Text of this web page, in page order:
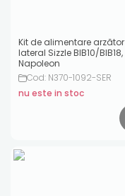
Kit de alimentare arzător
lateral Sizzle BIB10/BIB18,
Napoleon
Cod: N370-1092-SER
nu este in stoc